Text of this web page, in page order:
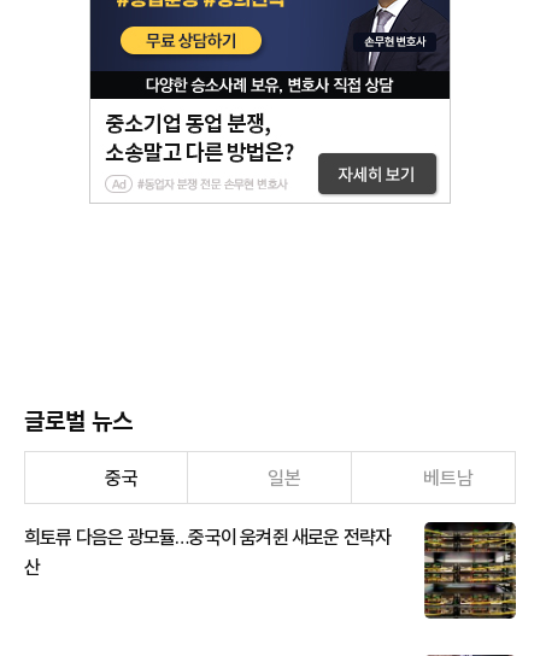
글로벌 뉴스
중국 일본 베트남
희토류 다음은 광모듈…중국이 움켜쥔 새로운 전략자
산